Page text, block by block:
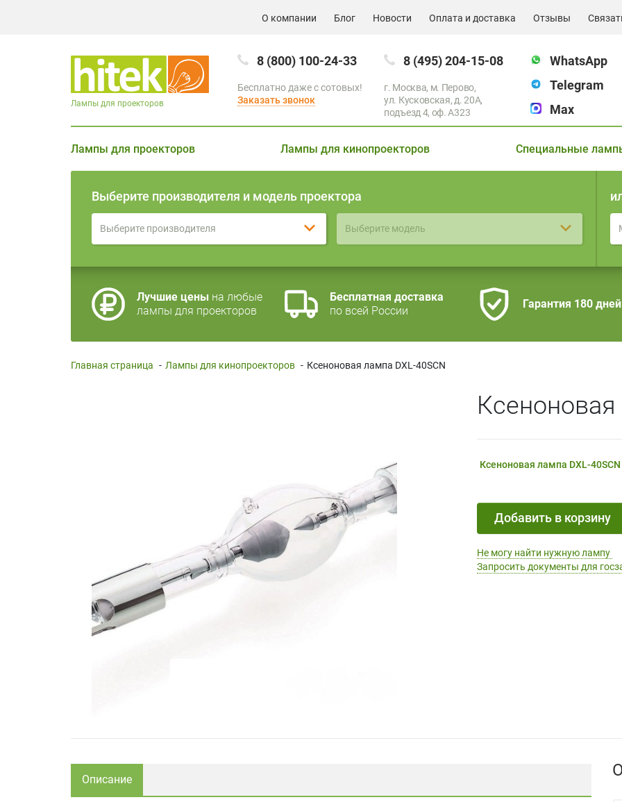
О компании Блог Новости Оплата и доставка Отзывы
8 (800) 100-24-33
Бесплатно даже с сотовых!
Заказать звонок
8 (495) 204-15-08
г. Москва, м. Перово,
ул. Кусковская, д. 20А,
подъезд 4, оф. A323
WhatsApp
Telegram
Max
Лампы для проекторов
Лампы для проекторов Лампы для кинопроекторов Специальные
Выберите производителя и модель проектора
Выберите производителя Выберите модель
Лучшие цены на любые
лампы для проекторов
Бесплатная доставка
по всей России
Гарантия 180 дней
Главная страница - Лампы для кинопроекторов - Ксеноновая лампа DXL-40SCN
Ксеноновая
Ксеноновая лампа DXL-40SCN
Добавить в корзину
Не могу найти нужную лампу
Запросить документы для
Описание